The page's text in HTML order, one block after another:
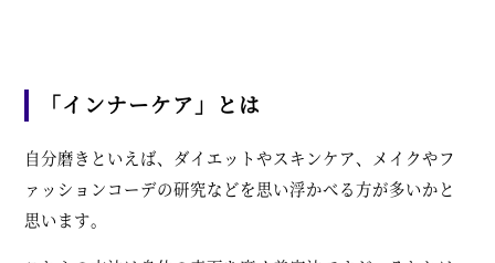
「インナーケア」とは
自分磨きといえば、ダイエットやスキンケア、メイクやフ
ァッションコーデの研究などを思い浮かべる方が多いかと
思います。